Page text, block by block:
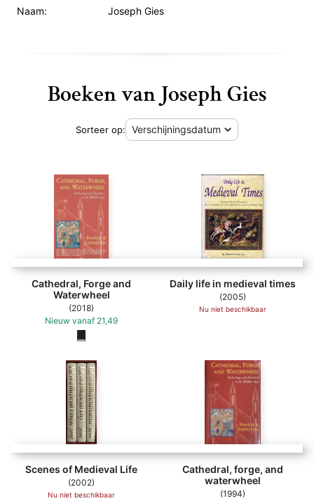
Naam: Joseph Gies
Boeken van Joseph Gies
Sorteer op:
Cathedral, Forge and
Waterwheel
(2018)
Nieuw vanaf 21,49
Daily life in medieval times
(2005)
Nu niet beschikbaar
Scenes of Medieval Life
(2002)
Nu niet beschikbaar
Cathedral, forge, and
waterwheel
(1994)